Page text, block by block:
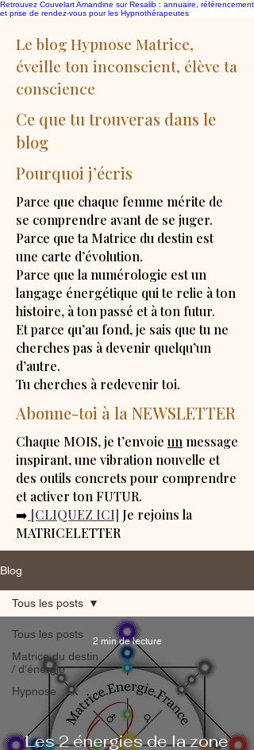
Retrouvez Couvelart Amandine sur Resalib : annuaire, référencement
et prise de rendez-vous pour les Hypnothérapeutes
Le blog Hypnose Matrice,
éveille ton inconscient, élève ta
conscience
Ce que tu trouveras dans le
blog
Pourquoi j’écris
Parce que chaque femme mérite de
se comprendre avant de se juger.
Parce que ta Matrice du destin est
une carte d’évolution.
Parce que la numérologie est un
langage énergétique qui te relie à ton
histoire, à ton passé et à ton futur.
Et parce qu’au fond, je sais que tu ne
cherches pas à devenir quelqu’un
d’autre.
Tu cherches à redevenir toi.
Abonne-toi à la NEWSLETTER
Chaque MOIS, je t’envoie un message
inspirant, une vibration nouvelle et
des outils concrets pour comprendre
et activer ton FUTUR.
➡️ [CLIQUEZ ICI] Je rejoins la
MATRICELETTER
Blog
Tous les posts
Matrice du destin
/ d'énergie
Hypnose
Tous les posts
Les 2 énergies de la zone
2 min de lecture